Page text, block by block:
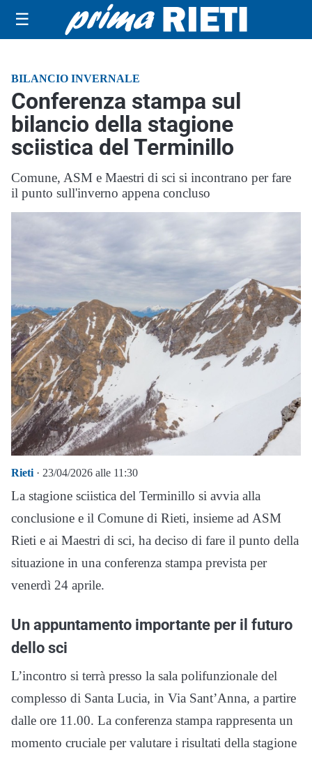
☰
BILANCIO INVERNALE
Conferenza stampa sul
bilancio della stagione
sciistica del Terminillo
Comune, ASM e Maestri di sci si incontrano per fare
il punto sull'inverno appena concluso
Rieti · 23/04/2026 alle 11:30
La stagione sciistica del Terminillo si avvia alla
conclusione e il Comune di Rieti, insieme ad ASM
Rieti e ai Maestri di sci, ha deciso di fare il punto della
situazione in una conferenza stampa prevista per
venerdì 24 aprile.
Un appuntamento importante per il futuro
dello sci
L’incontro si terrà presso la sala polifunzionale del
complesso di Santa Lucia, in Via Sant’Anna, a partire
dalle ore 11.00. La conferenza stampa rappresenta un
momento cruciale per valutare i risultati della stagione